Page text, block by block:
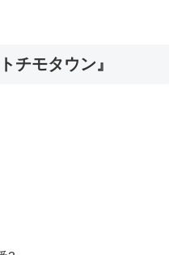
チモタウン』